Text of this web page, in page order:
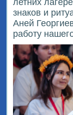
летних
знаков и
Аней
работу